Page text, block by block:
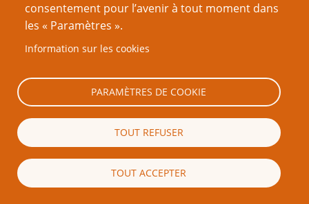
Traducteur.ice.s
Pierre Carmody
System.Sa biographie sur le GROG[Retour]
NdT : Souvenez-vous des scénarios de l'Appel "Porte-TOC-Indice" des
années 80: "Bureau - Jet de TOC. S'il réussit : photo de la victime avec le
tigre qu'il vient de tuer. Salon - si TOC réussi : il manque un trophée au
mur. Bibliothèque - réussite au jet de TOC : un livre de sorts sur le rappel
à la vie des animaux..."[Retour]
consentement pour l’avenir à tout moment dans
les « Paramètres ».
Information sur les cookies
PARAMÈTRES DE COOKIE
TOUT REFUSER
TOUT ACCEPTER